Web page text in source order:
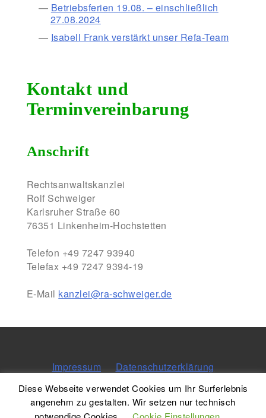
Betriebsferien 19.08. – einschließlich
27.08.2024
Isabell Frank verstärkt unser Refa-Team
Kontakt und
Terminvereinbarung
Anschrift
Rechtsanwaltskanzlei
Rolf Schweiger
Karlsruher Straße 60
76351 Linkenheim-Hochstetten
Telefon +49 7247 93940
Telefax +49 7247 9394-19
E-Mail kanzlei@ra-schweiger.de
Impressum Datenschutzerklärung
Diese Webseite verwendet Cookies um Ihr Surferlebnis
angenehm zu gestalten. Wir setzen nur technisch